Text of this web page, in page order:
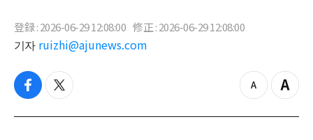
登録 : 2026-06-29 12:08:00 修正 : 2026-06-29 12:08:00
기자 ruizhi@ajunews.com
f
c
t
i
z
o
Z
o